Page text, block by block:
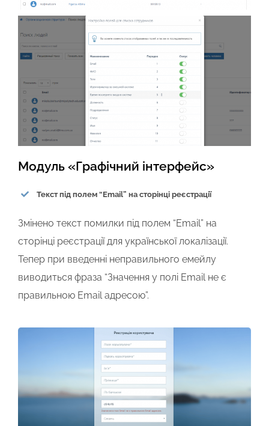
Модуль «Графічний інтерфейс»
Текст під полем “Email” на сторінці реєстрації
Змінено текст помилки під полем “Email” на
сторінці реєстрації для української локалізації.
Тепер при введенні неправильного емейлу
виводиться фраза “Значення у полі Email не є
правильною Email адресою”.